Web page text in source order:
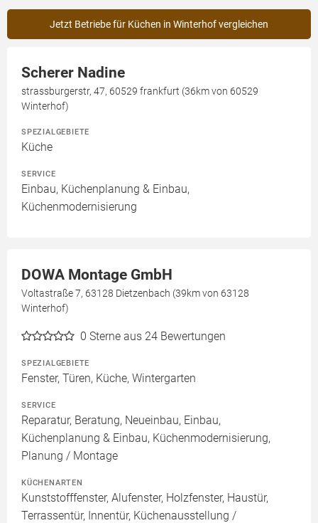
Jetzt Betriebe für Küchen in Winterhof vergleichen
Scherer Nadine
strassburgerstr, 47, 60529 frankfurt (36km von 60529
Winterhof)
SPEZIALGEBIETE
Küche
SERVICE
Einbau, Küchenplanung & Einbau,
Küchenmodernisierung
DOWA Montage GmbH
Voltastraße 7, 63128 Dietzenbach (39km von 63128
Winterhof)
0 Sterne aus 24 Bewertungen
SPEZIALGEBIETE
Fenster, Türen, Küche, Wintergarten
SERVICE
Reparatur, Beratung, Neueinbau, Einbau,
Küchenplanung & Einbau, Küchenmodernisierung,
Planung / Montage
KÜCHENARTEN
Kunststofffenster, Alufenster, Holzfenster, Haustür,
Terrassentür, Innentür, Küchenausstellung /